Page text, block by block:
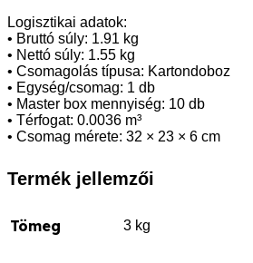
Logisztikai adatok:
• Bruttó súly: 1.91 kg
• Nettó súly: 1.55 kg
• Csomagolás típusa: Kartondoboz
• Egység/csomag: 1 db
• Master box mennyiség: 10 db
• Térfogat: 0.0036 m³
• Csomag mérete: 32 × 23 × 6 cm
Termék jellemzői
Tömeg 3 kg